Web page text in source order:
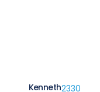
Kenneth2330